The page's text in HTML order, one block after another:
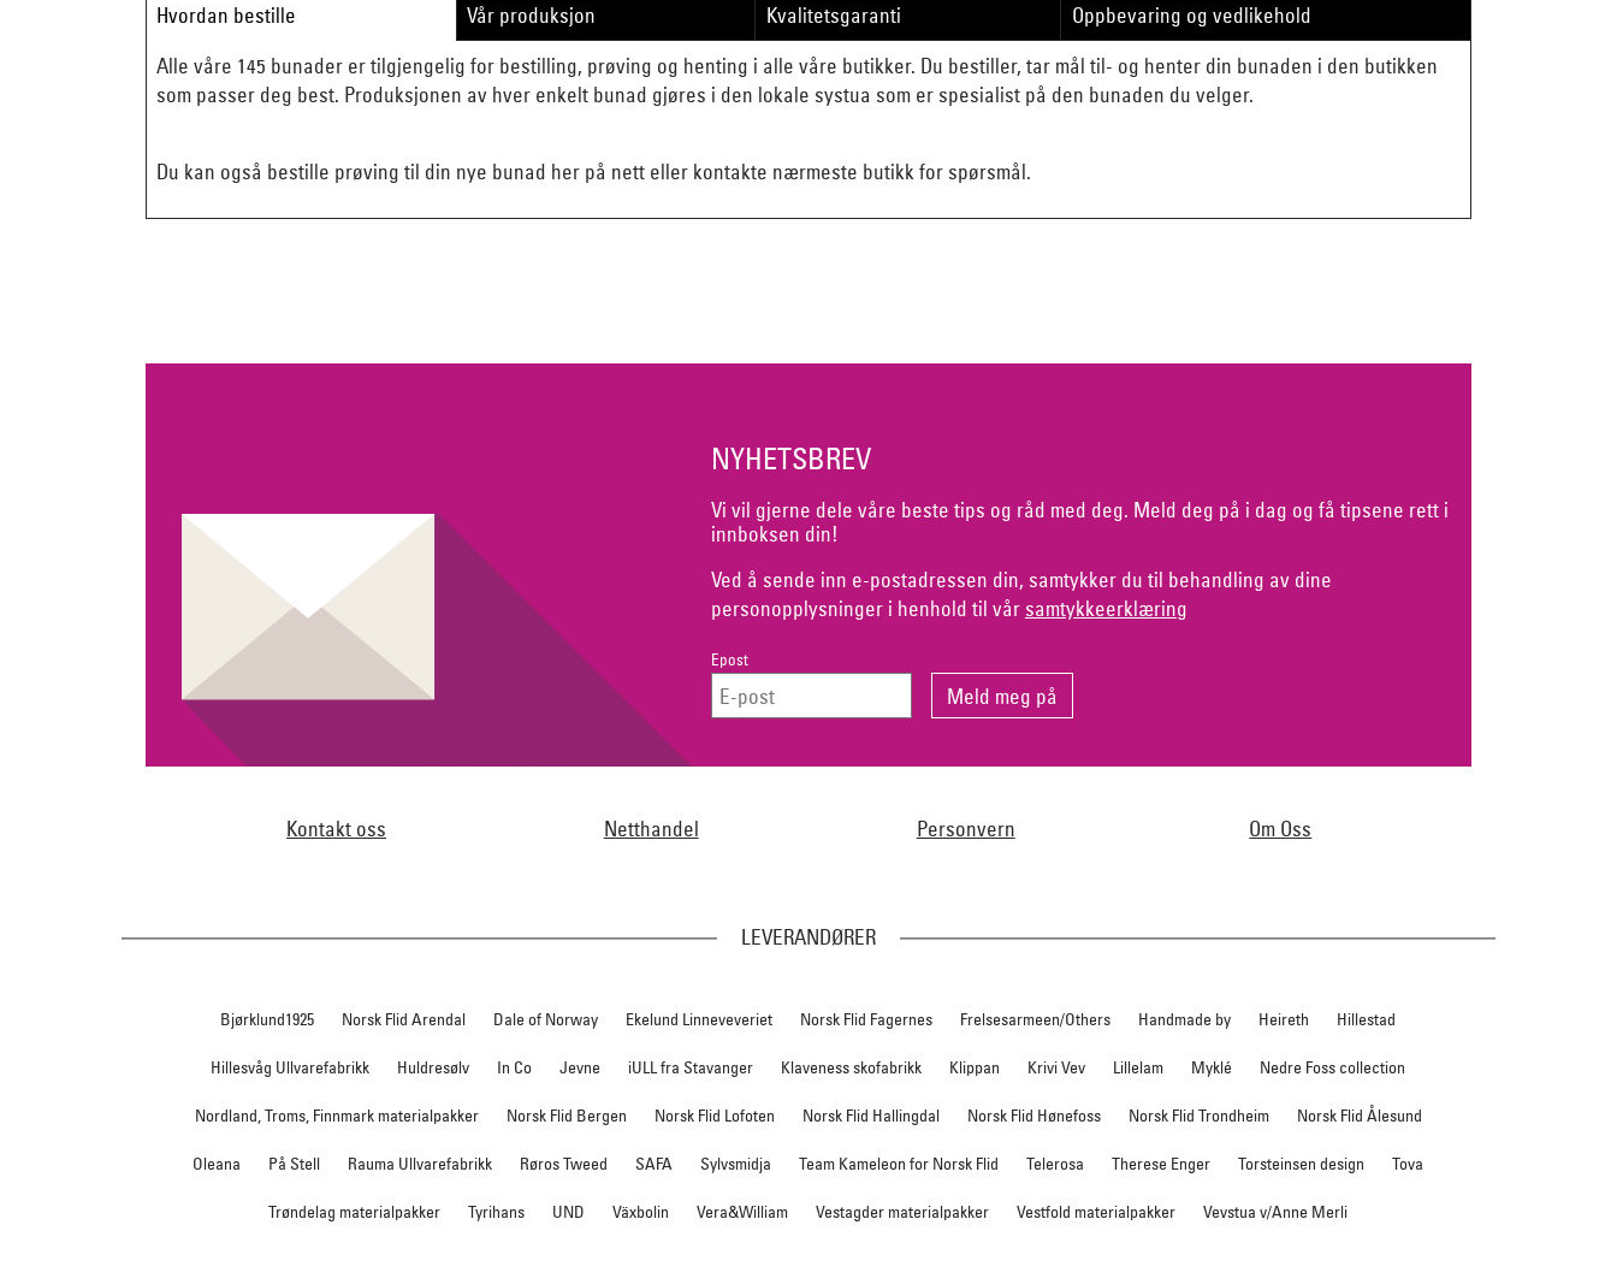
Hvordan bestille Vår produksjon Kvalitetsgaranti
Oppbevaring og vedlikehold
Alle våre 145 bunader er tilgjengelig for bestilling, prøving og henting i alle våre butikker. Du bestiller, tar mål til- og henter din bunaden i den butikken
som passer deg best. Produksjonen av hver enkelt bunad gjøres i den lokale systua som er spesialist på den bunaden du velger.
Du kan også bestille prøving til din nye bunad her på nett eller kontakte nærmeste butikk for spørsmål.
NYHETSBREV
Vi vil gjerne dele våre beste tips og råd med deg. Meld deg på i dag og få tipsene rett i
innboksen din!
Ved å sende inn e-postadressen din, samtykker du til behandling av dine
personopplysninger i henhold til vår samtykkeerklæring
Epost
Kontakt oss Netthandel Personvern Om Oss
LEVERANDØRER
Bjørklund1925 Norsk Flid Arendal Dale of Norway Ekelund Linneveveriet Norsk Flid Fagernes Frelsesarmeen/Others Handmade by Heireth Hillestad
Hillesvåg Ullvarefabrikk Huldresølv In Co Jevne iULL fra Stavanger Klaveness skofabrikk Klippan Krivi Vev Lillelam Myklé Nedre Foss collection
Nordland, Troms, Finnmark materialpakker Norsk Flid Bergen Norsk Flid Lofoten Norsk Flid Hallingdal Norsk Flid Hønefoss Norsk Flid Trondheim Norsk Flid Ålesund
Oleana På Stell Rauma Ullvarefabrikk Røros Tweed SAFA Sylvsmidja Team Kameleon for Norsk Flid Telerosa Therese Enger Torsteinsen design Tova
Trøndelag materialpakker Tyrihans UND Växbolin Vera&William Vestagder materialpakker Vestfold materialpakker Vevstua v/Anne Merli